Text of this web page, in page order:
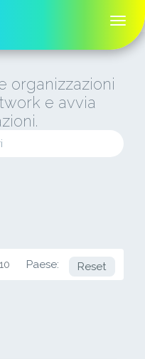
organizzazioni
e avvia
10 Paese: BD
Reset